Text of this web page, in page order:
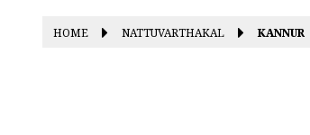
HOME NATTUVARTHAKAL KANNUR